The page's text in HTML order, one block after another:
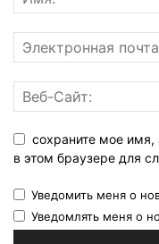
сохраните мое имя,
в этом браузере для
Уведомить меня о
Уведомлять меня о